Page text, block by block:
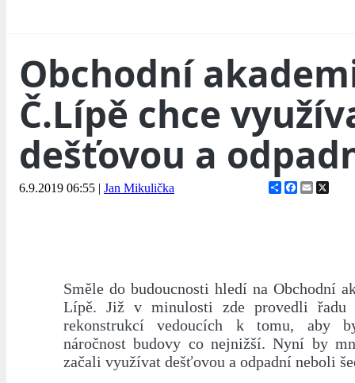
Obchodní
Č.Lípě chce
dešťovou a
6.9.2019 06:55 | Jan Mikulička ShareFacebook
Email
Směle do budoucnosti hledí na Obchodní
Lípě. Již v minulosti zde provedli řadu
rekonstrukcí vedoucích k tomu, aby
náročnost budovy co nejnižší. Nyní by
začali využívat dešťovou a odpadní neboli